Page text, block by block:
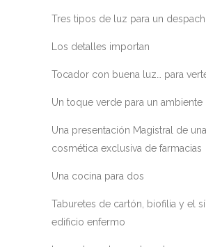
Tres tipos de luz para un
Los detalles importan
Tocador con buena luz… para
Un toque verde para un ambiente
Una presentación Magistral de
cosmética exclusiva de farmacias
Una cocina para dos
Taburetes de cartón, biofilia y el
edificio enfermo